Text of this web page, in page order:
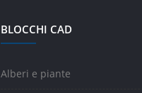
BLOCCHI CAD
Alberi e piante